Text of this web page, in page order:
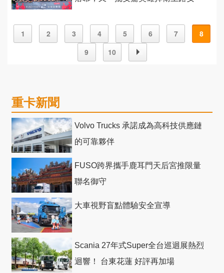
1 2 3 4 5 6 7
8
9
10
重卡新聞
Volvo Trucks 承諾成為高科技供應鏈
的可靠夥伴
FUSO跨界攜手鹿耳門天后宮推限量
聯名御守
大車視野盲點體驗安全宣導
Scania 27年式Super全台巡迴展熱烈
迴響！ 台東花蓮 好評再加場